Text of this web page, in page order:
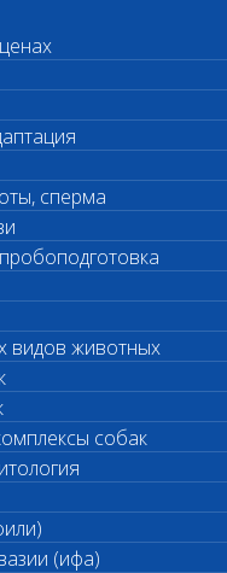
сперма
видов животных
собак
(ифа)
форму.